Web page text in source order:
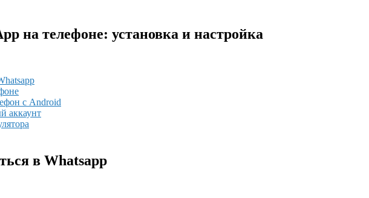
на телефоне: установка и настройка
с Android
аккаунт
в Whatsapp